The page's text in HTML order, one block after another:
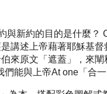
與新約的目的是什麼？
講述上帝藉著耶穌基督
來原文「遮蓋」，來闡
們能與上帝At one「合